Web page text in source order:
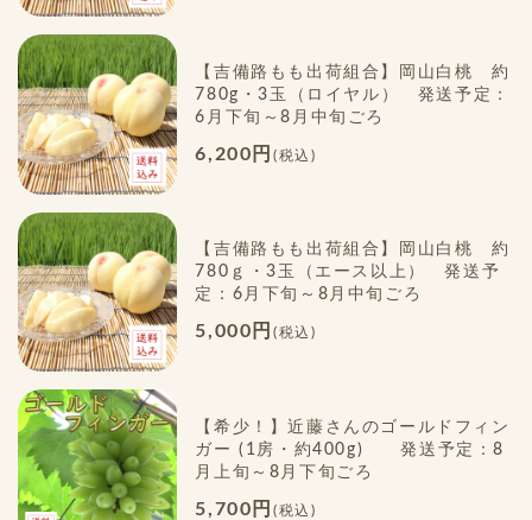
【吉備路もも出荷組合】岡山白桃 約
780g・3玉（ロイヤル） 発送予定：
6月下旬～8月中旬ごろ
6,200円 (税込)
【吉備路もも出荷組合】岡山白桃 約
780ｇ・3玉（エース以上） 発送予
定：6月下旬～8月中旬ごろ
5,000円 (税込)
【希少！】近藤さんのゴールドフィン
ガー (1房・約400g) 発送予定：8
月上旬～8月下旬ごろ
5,700円 (税込)